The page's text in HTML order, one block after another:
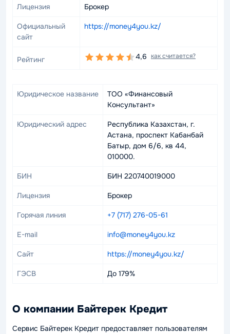
Лицензия Брокер
Официальный
сайт
https://money4you.kz/
Рейтинг 4,6 как считается?
Юридическое название
ТОО «Финансовый
Консультант»
Юридический адрес
Республика Казахстан, г.
Астана, проспект Кабанбай
Батыр, дом 6/6, кв 44,
010000.
БИН БИН 220740019000
Лицензия Брокер
Горячая линия +7 (717) 276-05-61
E-mail info@money4you.kz
Сайт https://money4you.kz/
ГЭСВ До 179%
О компании Байтерек Кредит
Сервис Байтерек Кредит предоставляет пользователям